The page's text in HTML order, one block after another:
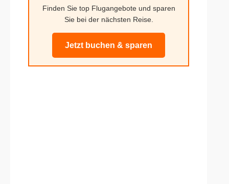
Finden Sie top Flugangebote und sparen
Sie bei der nächsten Reise.
Jetzt buchen & sparen